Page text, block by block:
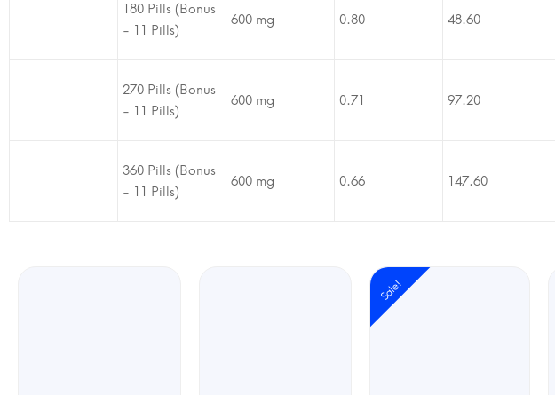
180 Pills (Bonus
- 11 Pills)
600 mg 0.80 48.60
270 Pills (Bonus
- 11 Pills)
600 mg 0.71 97.20
360 Pills (Bonus
- 11 Pills)
600 mg 0.66 147.60
Sale!